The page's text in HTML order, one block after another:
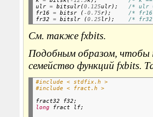
ulr = bitsulr(0.125ulr); /* ulr
fr16 = bitsr ( -0.75r); /*
fr32 = bitslr (0.25 lr); /* fr32
См. также fxbits.
Подобным образом, чтобы
семейство функций fxbits.
#include < stdfix.h >
#include < fract.h >
fract32 f32;
long
fract lf;